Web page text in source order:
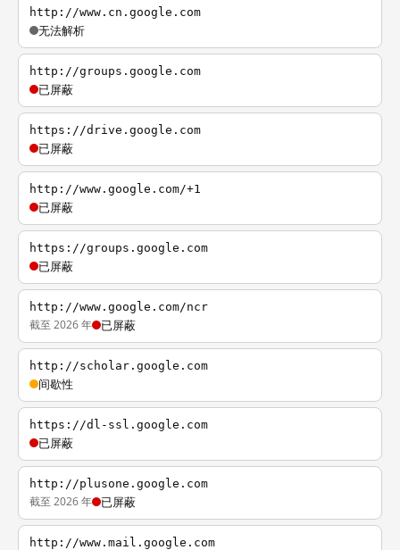
http://www.cn.google.com
无法解析
http://groups.google.com
已屏蔽
https://drive.google.com
已屏蔽
http://www.google.com/+1
已屏蔽
https://groups.google.com
已屏蔽
http://www.google.com/ncr
截至 2026 年 已屏蔽
http://scholar.google.com
间歇性
https://dl-ssl.google.com
已屏蔽
http://plusone.google.com
截至 2026 年 已屏蔽
http://www.mail.google.com